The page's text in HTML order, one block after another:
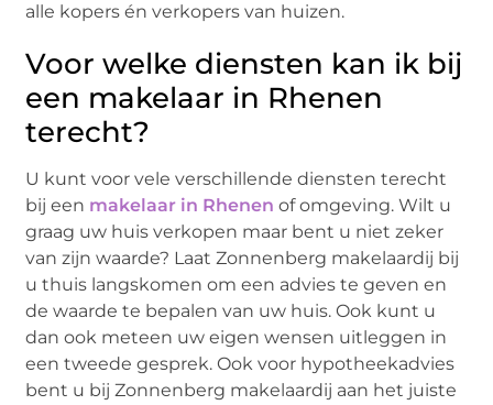
alle kopers én verkopers van huizen.
Voor welke diensten kan ik bij
een makelaar in Rhenen
terecht?
U kunt voor vele verschillende diensten terecht
bij een makelaar in Rhenen of omgeving. Wilt u
graag uw huis verkopen maar bent u niet zeker
van zijn waarde? Laat Zonnenberg makelaardij bij
u thuis langskomen om een advies te geven en
de waarde te bepalen van uw huis. Ook kunt u
dan ook meteen uw eigen wensen uitleggen in
een tweede gesprek. Ook voor hypotheekadvies
bent u bij Zonnenberg makelaardij aan het juiste